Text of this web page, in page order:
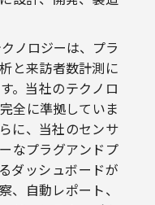
ノロジーは、プラ
と来訪者数計測に
。当社のテクノロ
全に準拠していま
に、当社のセンサ
なプラグアンドプ
ダッシュボードが
、自動レポート、
ザーにスムーズな
。